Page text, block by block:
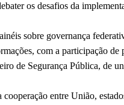
os desafios da
sobre governança
com a participação
de Segurança Pública, de
entre União,